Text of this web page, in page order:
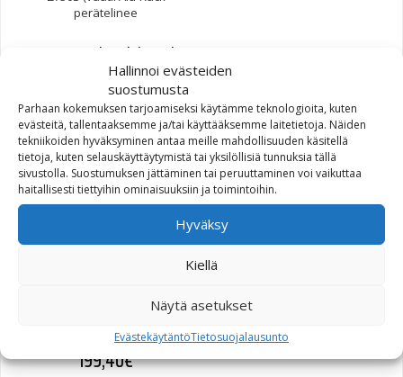
Hallinnoi evästeiden
suostumusta
Parhaan kokemuksen tarjoamiseksi käytämme teknologioita, kuten
evästeitä, tallentaaksemme ja/tai käyttääksemme laitetietoja. Näiden
tekniikoiden hyväksyminen antaa meille mahdollisuuden käsitellä
tietoja, kuten selauskäyttäytymistä tai yksilöllisiä tunnuksia tällä
sivustolla. Suostumuksen jättäminen tai peruuttaminen voi vaikuttaa
haitallisesti tiettyihin ominaisuuksiin ja toimintoihin.
Hyväksy
Kiellä
Näytä asetukset
EvästekäytäntöTietosuojalausunto
SW-Motech Quick-Lock
sivutelinesarja Kawasaki
Z750S (vaatii Alu-Rack
perätelinee
200,40€
199,40€